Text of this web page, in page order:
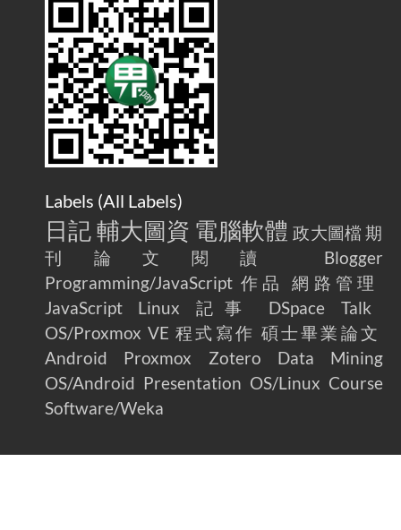
AdGuard Home不只是拿來擋廣告/ AdGuard
Home Is More Than Just an Ad Blocker
Labels (All Labels)
日記 輔大圖資 電腦軟體 政大圖檔 期
刊論文閱讀
Blogger
Programming/JavaScript 作品
網路管理
JavaScript
Linux 記事 DSpace
Talk
OS/Proxmox VE 程式寫作 碩士畢業論文
Android
Proxmox Zotero
Data Mining
OS/Android Presentation OS/Linux Course
Software/Weka